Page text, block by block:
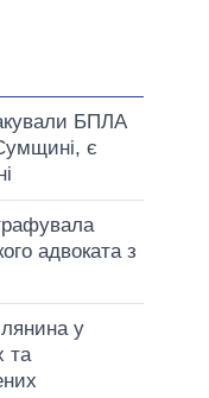
БПЛА
є
адвоката з
у
та